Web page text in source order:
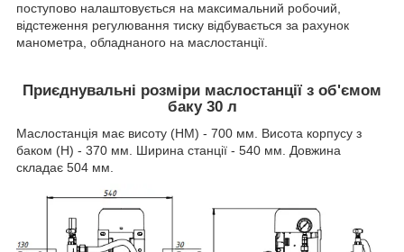
поступово налаштовується на максимальний робочий,
відстеження регулювання тиску відбувається за рахунок
манометра, обладнаного на маслостанції.
Приєднувальні розміри маслостанції з об'ємом
баку 30 л
Маслостанція має висоту (НМ) - 700 мм. Висота корпусу з
баком (Н) - 370 мм. Ширина станції - 540 мм. Довжина
складає 504 мм.